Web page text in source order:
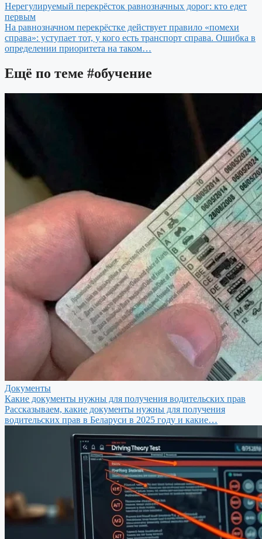
Нерегулируемый перекрёсток равнозначных дорог: кто едет
первым
На равнозначном перекрёстке действует правило «помехи
справа»: уступает тот, у кого есть транспорт справа. Ошибка в
определении приоритета на таком…
Ещё по теме #обучение
Документы
Какие документы нужны для получения водительских прав
Рассказываем, какие документы нужны для получения
водительских прав в Беларуси в 2025 году и какие…